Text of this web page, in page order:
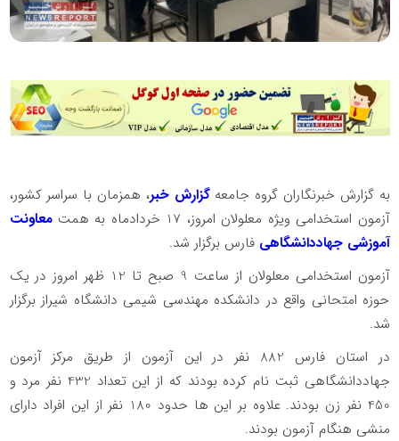
به گزارش خبرنگاران گروه جامعهگزارش خبر، همزمان با سراسر کشور،
آزمون استخدامی ویژه معلولان امروز، 17 خردادماه به همت
معاونت
آموزشی جهاددانشگاهی فارس برگزار شد.
آزمون استخدامی معلولان از ساعت 9 صبح تا 12 ظهر امروز در یک
حوزه امتحانی واقع در دانشکده مهندسی شیمی دانشگاه شیراز برگزار
شد.
در استان فارس 882 نفر در این آزمون از طریق مرکز آزمون
جهاددانشگاهی ثبت نام کرده بودند که از این تعداد 432 نفر مرد و
450 نفر زن بودند. علاوه بر این ها حدود 180 نفر از این افراد دارای
منشی هنگام آزمون بودند.